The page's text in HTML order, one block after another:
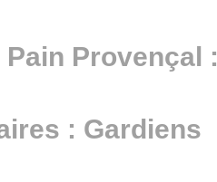
Pain Provençal :
: Gardiens